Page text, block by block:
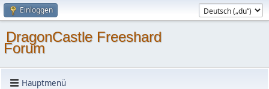
Einloggen
DragonCastle Freeshard
Forum
Hauptmenü